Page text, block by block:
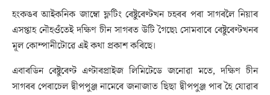
হংকঙৰ আইকনিক জাম্বো ফ্লটিং ৰেষ্টুৰেণ্টখন চহৰৰ পৰা সাগৰলৈ নিয়াৰ
এসপ্তাহ নৌহওঁতেই দক্ষিণ চীন সাগৰত উটি গৈছে৷ সোমবাৰে ৰেষ্টুৰেণ্টখনৰ
মূল কোম্পানীটোৱে এই কথা প্ৰকাশ কৰিছে।
এবাৰডিন ৰেষ্টুৰেণ্ট এণ্টাৰপ্ৰাইজ লিমিটেডে জনোৱা মতে, দক্ষিণ চীন
সাগৰৰ পেৰাচেল দ্বীপপুঞ্জ নামেৰে জনাজাত ছিছা দ্বীপপুঞ্জ পাৰ হৈ যোৱাৰ